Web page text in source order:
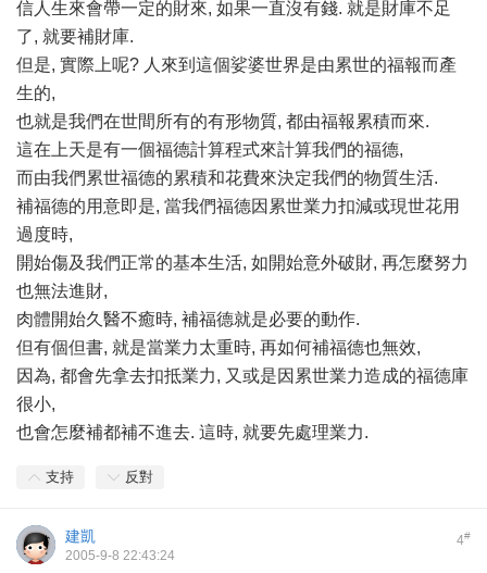
信人生來會帶一定的財來, 如果一直沒有錢. 就是財庫不足
了, 就要補財庫.
但是, 實際上呢? 人來到這個娑婆世界是由累世的福報而產
生的,
也就是我們在世間所有的有形物質, 都由福報累積而來.
這在上天是有一個福德計算程式來計算我們的福德,
而由我們累世福德的累積和花費來決定我們的物質生活.
補福德的用意即是, 當我們福德因累世業力扣減或現世花用
過度時,
開始傷及我們正常的基本生活, 如開始意外破財, 再怎麼努力
也無法進財,
肉體開始久醫不癒時, 補福德就是必要的動作.
但有個但書, 就是當業力太重時, 再如何補福德也無效,
因為, 都會先拿去扣抵業力, 又或是因累世業力造成的福德庫
很小,
也會怎麼補都補不進去. 這時, 就要先處理業力.
支持 反對
4#
建凱
2005-9-8 22:43:24